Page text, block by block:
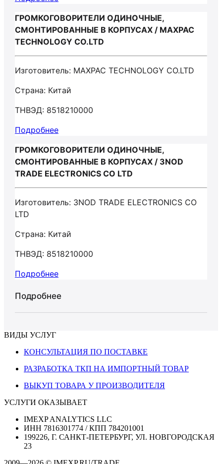
ГРОМКОГОВОРИТЕЛИ ОДИНОЧНЫЕ,
СМОНТИРОВАННЫЕ В КОРПУСАХ / MAXPAC
TECHNOLOGY CO.LTD
Изготовитель: MAXPAC TECHNOLOGY CO.LTD
Страна: Китай
ТНВЭД: 8518210000
Подробнее
ГРОМКОГОВОРИТЕЛИ ОДИНОЧНЫЕ,
СМОНТИРОВАННЫЕ В КОРПУСАХ / 3NOD
TRADE ELECTRONICS CO LTD
Изготовитель: 3NOD TRADE ELECTRONICS CO
LTD
Страна: Китай
ТНВЭД: 8518210000
Подробнее
Подробнее
ВИДЫ УСЛУГ
КОНСУЛЬТАЦИЯ ПО ПОСТАВКЕ
РАЗРАБОТКА ТКП НА ИМПОРТНЫЙ ТОВАР
ВЫКУП ТОВАРА У ПРОИЗВОДИТЕЛЯ
УСЛУГИ ОКАЗЫВАЕТ
IMEXP ANALYTICS LLC
ИНН 7816301774 / КПП 784201001
199226, Г. САНКТ-ПЕТЕРБУРГ, УЛ. НОВГОРОДСКАЯ
23